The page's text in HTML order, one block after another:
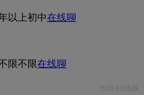
以上初中在线聊
限不限在线聊
2026.8.6活跃